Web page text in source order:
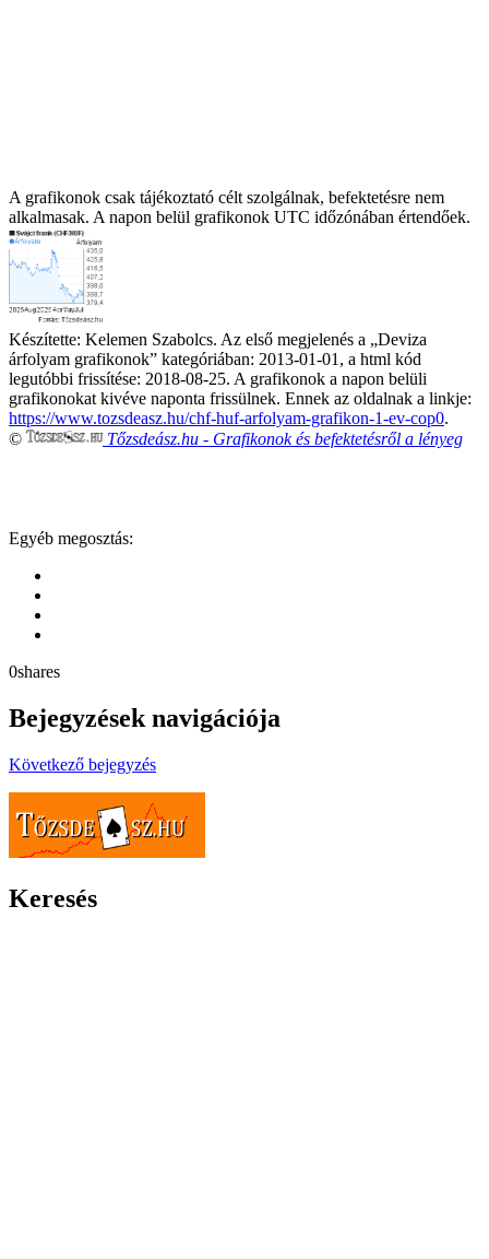
A grafikonok csak tájékoztató célt szolgálnak, befektetésre nem
alkalmasak. A napon belül grafikonok UTC időzónában értendőek.
Készítette: Kelemen Szabolcs. Az első megjelenés a „Deviza
árfolyam grafikonok” kategóriában: 2013-01-01 , a html kód
legutóbbi frissítése: 2018-08-25. A grafikonok a napon belüli
grafikonokat kivéve naponta frissülnek. Ennek az oldalnak a linkje:
https://www.tozsdeasz.hu/chf-huf-arfolyam-grafikon-1-ev-cop0.
©
Tőzsdeász.hu - Grafikonok és befektetésről a lényeg
Egyéb megosztás:
0shares
Bejegyzések navigációja
Következő bejegyzés
Tőzsdeász.hu – befektetésről és
pénzügyekről őszintén
Keresés